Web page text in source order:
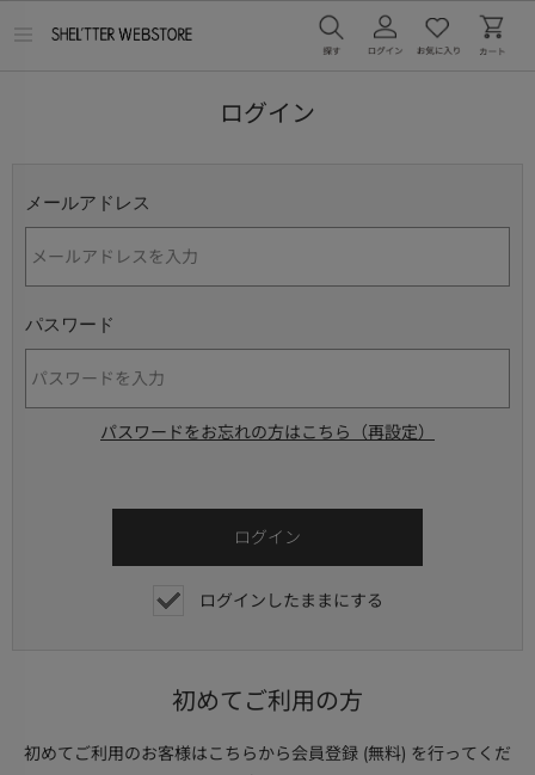
ログイン
メールアドレス
パスワード
パスワードをお忘れの方はこちら（再設定）
ログインしたままにする
初めてご利用の方
初めてご利用のお客様はこちらから会員登録 (無料) を行ってくだ